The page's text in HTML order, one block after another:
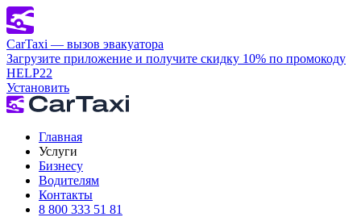
CarTaxi — вызов эвакуатора
Загрузите приложение и получите скидку 10% по промокоду
HELP22
Установить
Главная
Услуги
Бизнесу
Водителям
Контакты
8 800 333 51 81